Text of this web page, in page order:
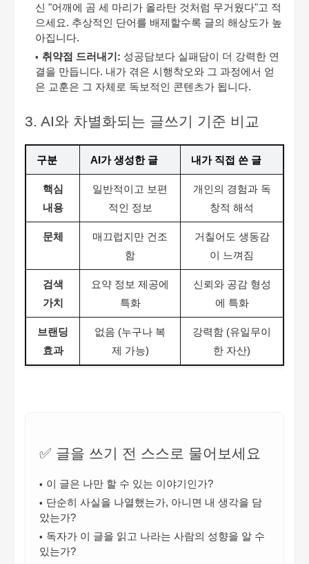
신 "어깨에 곰 세 마리가 올라탄 것처럼 무거웠다"고 적
으세요. 추상적인 단어를 배제할수록 글의 해상도가 높
아집니다.
취약점 드러내기: 성공담보다 실패담이 더 강력한 연
결을 만듭니다. 내가 겪은 시행착오와 그 과정에서 얻
은 교훈은 그 자체로 독보적인 콘텐츠가 됩니다.
3. AI와 차별화되는 글쓰기 기준 비교
구분 AI가 생성한 글 내가 직접 쓴 글
핵심
내용
일반적이고 보편
적인 정보
개인의 경험과 독
창적 해석
문체
매끄럽지만 건조
함
거칠어도 생동감
이 느껴짐
검색
가치
요약 정보 제공에
특화
신뢰와 공감 형성
에 특화
브랜딩
효과
없음 (누구나 복
제 가능)
강력함 (유일무이
한 자산)
✅ 글을 쓰기 전 스스로 물어보세요
이 글은 나만 할 수 있는 이야기인가?
단순히 사실을 나열했는가, 아니면 내 생각을 담
았는가?
독자가 이 글을 읽고 나라는 사람의 성향을 알 수
있는가?